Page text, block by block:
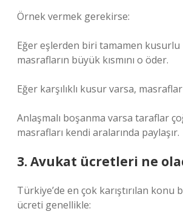
Örnek vermek gerekirse:
Eğer eşlerden biri tamamen
masrafların büyük kısmını o öder.
Eğer karşılıklı kusur varsa,
Anlaşmalı boşanma varsa taraflar
masrafları kendi aralarında paylaşır.
3. Avukat ücretleri ne
Türkiye’de en çok karıştırılan konu
ücreti genellikle: